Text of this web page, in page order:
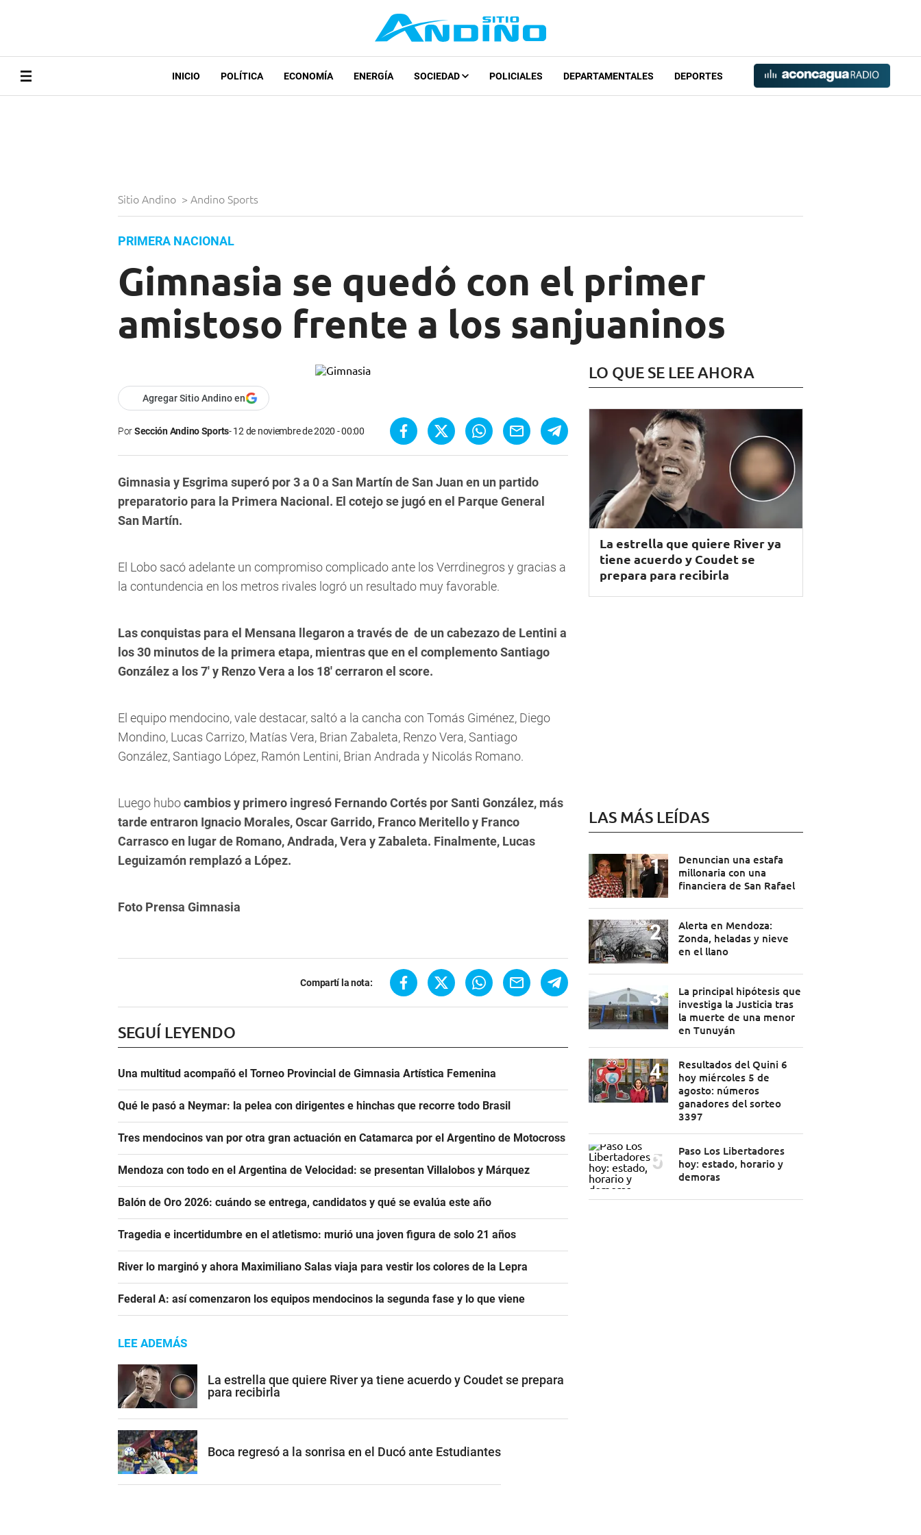
INICIO POLÍTICA ECONOMÍA ENERGÍA SOCIEDAD POLICIALES DEPARTAMENTALES DEPORTES
Sitio Andino > Andino Sports
PRIMERA NACIONAL
Gimnasia se quedó con el primer
amistoso frente a los sanjuaninos
Agregar Sitio Andino en
PorSección Andino Sports 12 de noviembre de 2020 - 00:00
Gimnasia y Esgrima superó por 3 a 0 a San Martín de San Juan en un partido
preparatorio para la Primera Nacional. El cotejo se jugó en el Parque General
San Martín.
El Lobo sacó adelante un compromiso complicado ante los Verrdinegros y gracias a
la contundencia en los metros rivales logró un resultado muy favorable.
Las conquistas para el Mensana llegaron a través de de un cabezazo de Lentini a
los 30 minutos de la primera etapa, mientras que en el complemento Santiago
González a los 7' y Renzo Vera a los 18' cerraron el score.
El equipo mendocino, vale destacar, saltó a la cancha con Tomás Giménez, Diego
Mondino, Lucas Carrizo, Matías Vera, Brian Zabaleta, Renzo Vera, Santiago
González, Santiago López, Ramón Lentini, Brian Andrada y Nicolás Romano.
Luego hubocambios y primero ingresó Fernando Cortés por Santi González, más
tarde entraron Ignacio Morales, Oscar Garrido, Franco Meritello y Franco
Carrasco en lugar de Romano, Andrada, Vera y Zabaleta. Finalmente, Lucas
Leguizamón remplazó a López.
Foto Prensa Gimnasia
Compartí la nota:
SEGUÍ LEYENDO
Una multitud acompañó el Torneo Provincial de Gimnasia Artística Femenina
Qué le pasó a Neymar: la pelea con dirigentes e hinchas que recorre todo Brasil
Tres mendocinos van por otra gran actuación en Catamarca por el Argentino de Motocross
Mendoza con todo en el Argentina de Velocidad: se presentan Villalobos y Márquez
Balón de Oro 2026: cuándo se entrega, candidatos y qué se evalúa este año
Tragedia e incertidumbre en el atletismo: murió una joven figura de solo 21 años
River lo marginó y ahora Maximiliano Salas viaja para vestir los colores de la Lepra
Federal A: así comenzaron los equipos mendocinos la segunda fase y lo que viene
LEE ADEMÁS
La estrella que quiere River ya tiene acuerdo y Coudet se prepara
para recibirla
Boca regresó a la sonrisa en el Ducó ante Estudiantes
LO QUE SE LEE AHORA
La estrella que quiere River ya
tiene acuerdo y Coudet se
prepara para recibirla
LAS MÁS LEÍDAS
Denuncian una estafa
millonaria con una
financiera de San Rafael
Alerta en Mendoza:
Zonda, heladas y nieve
en el llano
La principal hipótesis que
investiga la Justicia tras
la muerte de una menor
en Tunuyán
Resultados del Quini 6
hoy miércoles 5 de
agosto: números
ganadores del sorteo
3397
Paso Los Libertadores
hoy: estado, horario y
demoras